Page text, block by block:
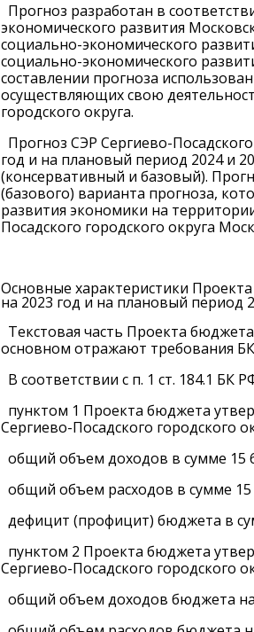
Прогноз разработан в
экономического развития
социально-экономического
социально-экономического
составлении прогноза
осуществляющих свою
городского округа.
Прогноз СЭР Сергиево-
год и на плановый период 2024 и
(консервативный и базовый).
(базового) варианта прогноза,
развития экономики на
Посадского городского округа
Основные характеристики
на 2023 год и на плановый период
Текстовая часть Проекта
основном отражают требования
В соответствии с п. 1 ст. 184.1 БК
пунктом 1 Проекта бюджета
Сергиево-Посадского городского
общий объем доходов в сумме 15
общий объем расходов в сумме 15
дефицит (профицит) бюджета в
пунктом 2 Проекта бюджета
Сергиево-Посадского городского
общий объем доходов бюджета на